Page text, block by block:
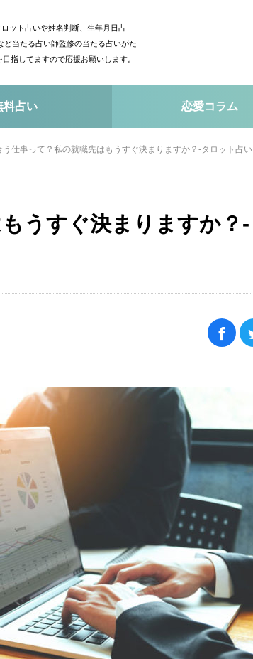
ット占いや姓名判断、生年月日占
当たる占い師監修の当たる占いがた
指してますので応援お願いします。
料占い 恋愛コラム
う仕事って？私の就職先はもうすぐ決まりますか？-タロット占い
うすぐ決まりますか？-